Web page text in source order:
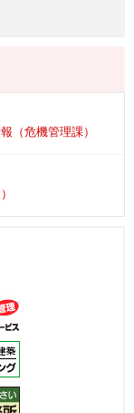
（危機管理課）